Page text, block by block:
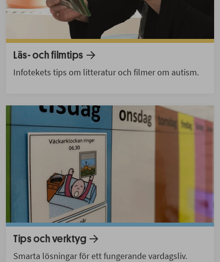
Läs- och filmtips
Infotekets tips om litteratur och filmer om autism.
Tips och verktyg
Smarta lösningar för ett fungerande vardagsliv.